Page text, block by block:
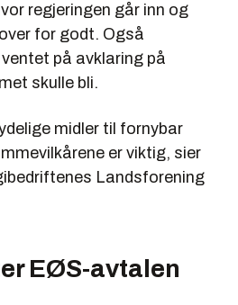
regjeringen går inn og
for godt. Også
på avklaring på
skulle bli.
midler til fornybar
er viktig, sier
Landsforening
EØS-avtalen